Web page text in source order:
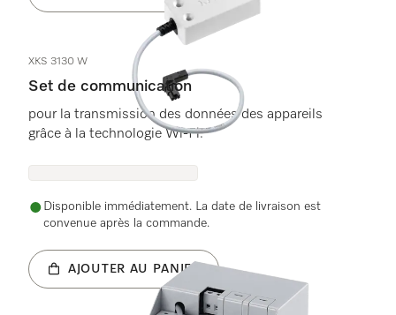
XKS 3130 W
Set de communication
pour la transmission des données des appareils
grâce à la technologie Wi-Fi.
Disponible immédiatement. La date de livraison est
convenue après la commande.
AJOUTER AU PANIER